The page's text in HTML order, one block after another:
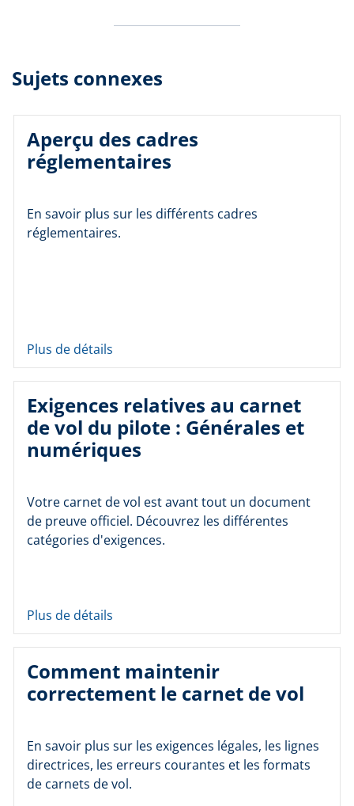
Sujets connexes
Aperçu des cadres
réglementaires
En savoir plus sur les différents cadres
réglementaires.
Plus de détails
Exigences relatives au carnet
de vol du pilote : Générales et
numériques
Votre carnet de vol est avant tout un document
de preuve officiel. Découvrez les différentes
catégories d'exigences.
Plus de détails
Comment maintenir
correctement le carnet de vol
En savoir plus sur les exigences légales, les lignes
directrices, les erreurs courantes et les formats
de carnets de vol.